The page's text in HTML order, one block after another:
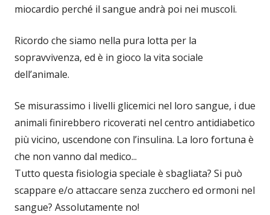
miocardio perché il sangue andrà poi nei muscoli.
Ricordo che siamo nella pura lotta per la
sopravvivenza, ed è in gioco la vita sociale
dell’animale.
Se misurassimo i livelli glicemici nel loro sangue, i due
animali finirebbero ricoverati nel centro antidiabetico
più vicino, uscendone con l’insulina. La loro fortuna è
che non vanno dal medico...
Tutto questa fisiologia speciale è sbagliata? Si può
scappare e/o attaccare senza zucchero ed ormoni nel
sangue? Assolutamente no!